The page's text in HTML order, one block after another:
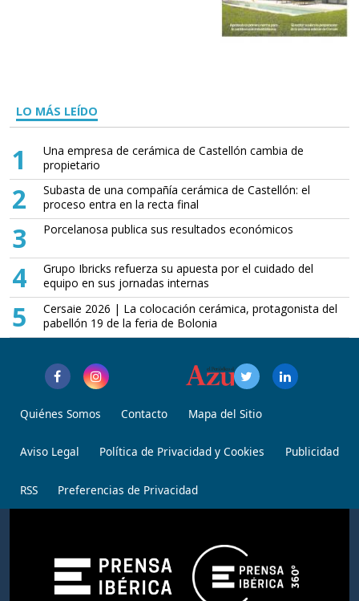
LO MÁS LEÍDO
1
Una empresa de cerámica de Castellón cambia de
propietario
2
Subasta de una compañía cerámica de Castellón: el
proceso entra en la recta final
3 Porcelanosa publica sus resultados económicos
4
Grupo Ibricks refuerza su apuesta por el cuidado del
equipo en sus jornadas internas
5
Cersaie 2026 | La colocación cerámica, protagonista del
pabellón 19 de la feria de Bolonia
Quiénes Somos Contacto Mapa del Sitio
Aviso Legal Política de Privacidad y Cookies Publicidad
RSS Preferencias de Privacidad